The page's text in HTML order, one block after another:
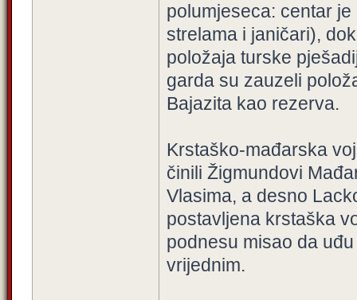
polumjeseca: centar
strelama i janičari),
položaja turske
garda su zauzeli
Bajazita kao rezerva.
Krstaško-mađarska
činili Žigmundovi
Vlasima, a desno
postavljena krstaška
podnesu misao da
vrijednim.